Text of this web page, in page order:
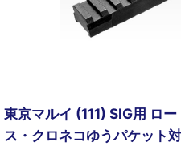
東京マルイ (111) SIG用 ロ
ス・クロネコゆうパケット対